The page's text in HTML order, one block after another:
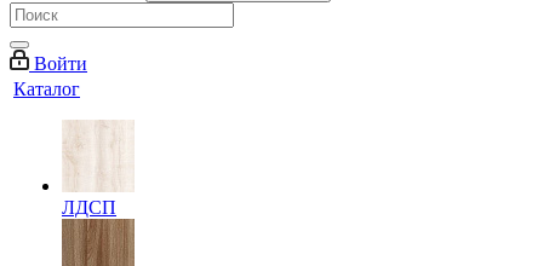
Войти
Каталог
ЛДСП